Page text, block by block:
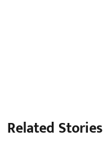
Related Stories